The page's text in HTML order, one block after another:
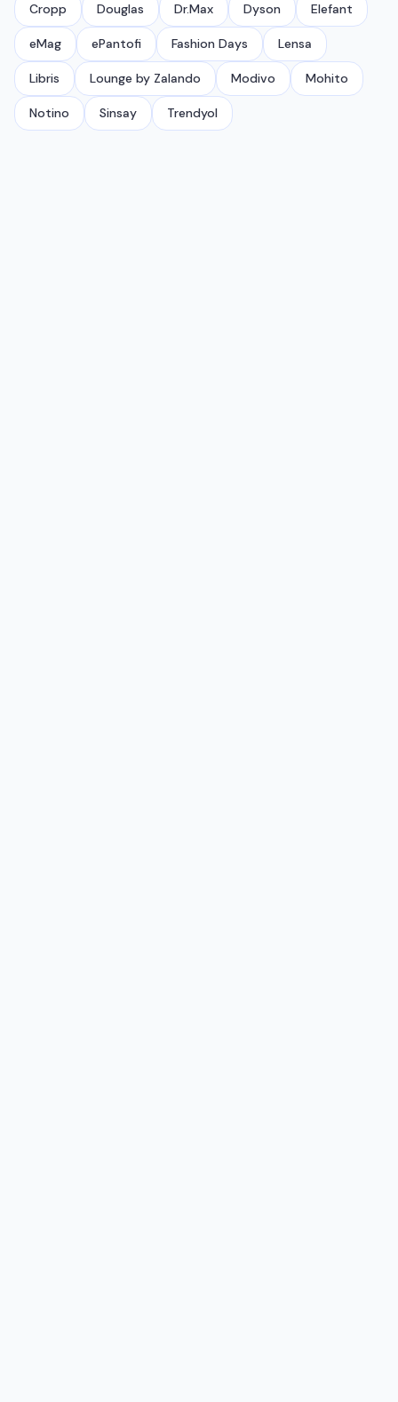
Cropp Douglas Dr.Max Dyson Elefant
eMag ePantofi Fashion Days Lensa
Libris Lounge by Zalando Modivo Mohito
Notino Sinsay Trendyol